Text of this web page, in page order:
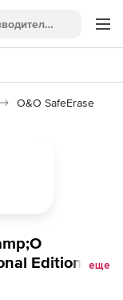
O&O SafeErase
Edition 17),
еще